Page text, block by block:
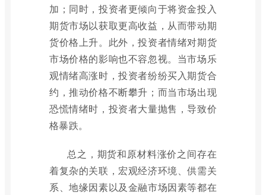
加；同时，投资者更倾向于将资金投入
期货市场以获取更高收益，从而带动期
货价格上升。此外，投资者情绪对期货
市场价格的影响也不容忽视。当市场乐
观情绪高涨时，投资者纷纷买入期货合
约，推动价格不断攀升；而当市场出现
恐慌情绪时，投资者大量抛售，导致价
格暴跌。
总之，期货和原材料涨价之间存在
着复杂的关联，宏观经济环境、供需关
系、地缘因素以及金融市场因素等都在